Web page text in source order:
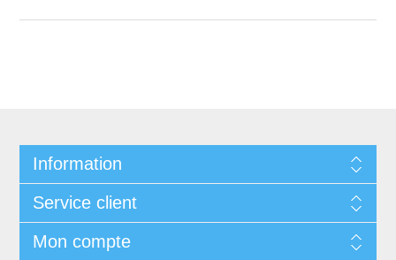
Information
Service client
Mon compte